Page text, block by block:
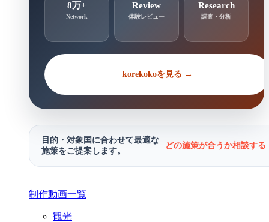
8万+
Network
Review
体験レビュー
Research
調査・分析
korekokoを見る →
目的・対象国に合わせて最適な
施策をご提案します。
どの施策が合うか相談す
制作動画一覧
観光